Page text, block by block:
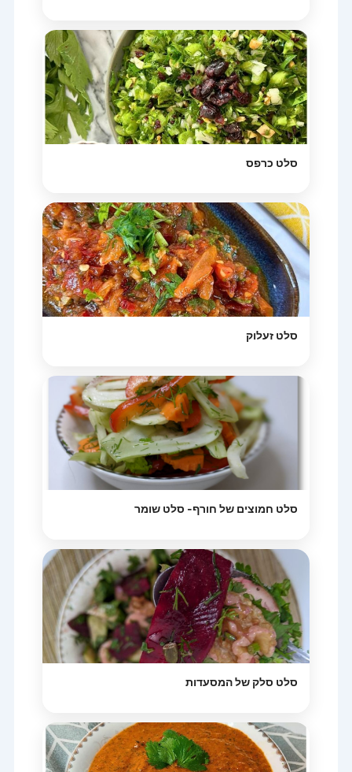
סלט כרפס
סלט זעלוק
סלט חמוצים של חורף- סלט שומר
סלט סלק של המסעדות